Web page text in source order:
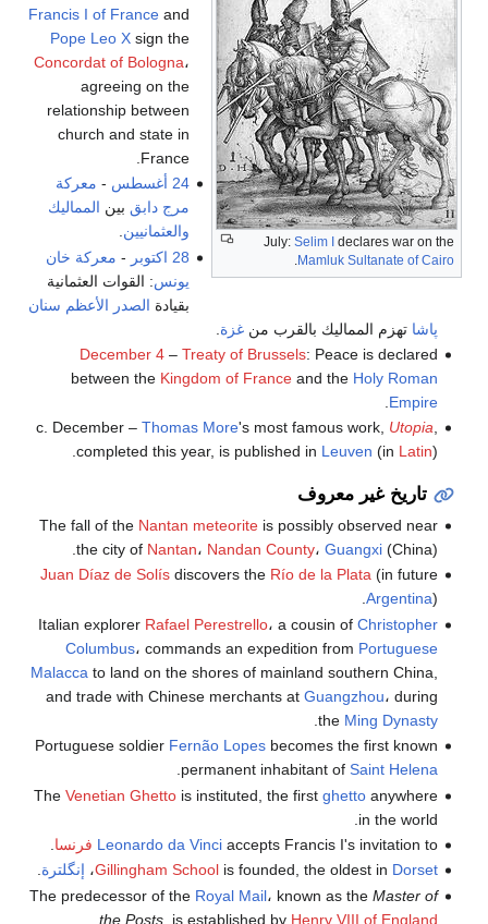
July: Selim I
declares war on the
Mamluk Sultanate of Cairo
.
Francis I of France and
Pope Leo X sign the
Concordat of Bologna،
agreeing on the
relationship between
church and state in
France.
24 أغسطس
- معركة
مرج دابقبين المماليك
والعثمانيين.
28 اكتوبر
- معركة خان
يونس: القوات العثمانية
بقيادة الصدر الأعظم سنان
پاشا تهزم المماليك بالقرب منغزة
December 4– Treaty of Brussels: Peace is declared
between the Kingdom of Franceand the Holy Roman
Empire
c. December – Thomas More's most famous work, Utopia,
completed this year, is published in Leuven (in Latin).
تاريخ غير معروف
The fall of the Nantan meteoriteis possibly observed near
the city of Nantan، Nandan County، Guangxi(China).
Juan Díaz de Solísdiscovers the Río de la Plata(in future
Argentina).
Italian explorer Rafael Perestrello، a cousin of Christopher
Columbus، commands an expedition from Portuguese
Malacca to land on the shores of mainland southern China,
and trade with Chinese merchants at Guangzhou، during
the Ming Dynasty
Portuguese soldier Fernão Lopesbecomes the first known
permanent inhabitant of Saint Helena
The Venetian Ghettois instituted, the first ghettoanywhere
in the world.
Leonardo da Vinciaccepts Francis I's invitation to فرنسا
Gillingham Schoolis founded, the oldest in Dorset ، إنگلترة.
The predecessor of the Royal Mail، known as the Master of
the Posts, is established by Henry VIII of England